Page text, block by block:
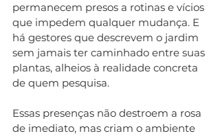
permanecem presos a rotinas e vícios
que impedem qualquer mudança. E
há gestores que descrevem o jardim
sem jamais ter caminhado entre suas
plantas, alheios à realidade concreta
de quem pesquisa.
Essas presenças não destroem a rosa
de imediato, mas criam o ambiente